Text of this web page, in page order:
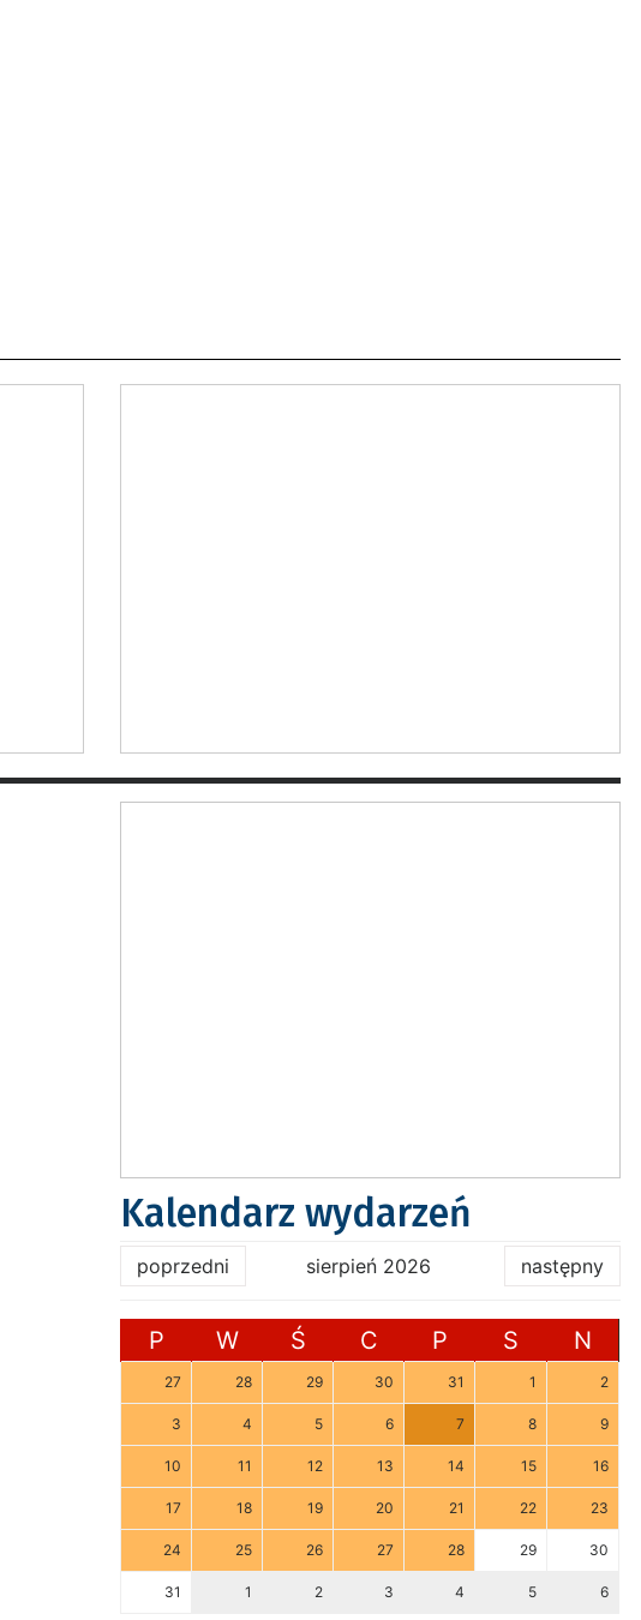
Kalendarz wydarzeń
poprzedni sierpień 2026 następny
P W Ś C P S N
27 28 29 30 31 1 2
3 4 5 6 7 8 9
10 11 12 13 14 15 16
17 18 19 20 21 22 23
24 25 26 27 28 29 30
31 1 2 3 4 5 6